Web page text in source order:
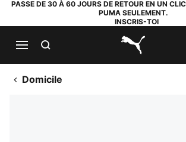
PASSE DE 30 À 60 JOURS DE RETOUR EN UN
PUMA SEULEMENT.
INSCRIS-TOI
PUMA.com
Domicile